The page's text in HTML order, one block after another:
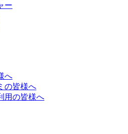
ー
へ
の皆様へ
用の皆様へ